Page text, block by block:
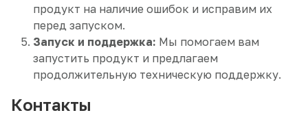
продукт на наличие ошибок и исправим их
перед запуском.
Запуск и поддержка: Мы помогаем вам
запустить продукт и предлагаем
продолжительную техническую поддержку.
Контакты